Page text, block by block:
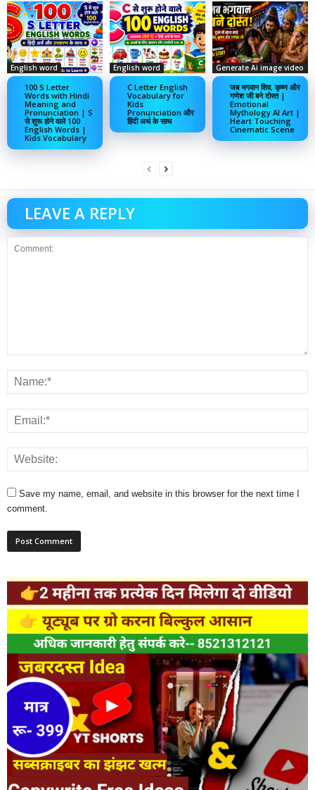
English word
100 S Letter
Words with Hindi
Meaning and
Pronunciation | S
से शुरू होने वाले 100
English Words |
Kids Vocabulary
English word
C Letter English
Vocabulary for
Kids
Pronunciation और
हिंदी अर्थ के साथ
Generate Ai image video
जब भगवान शिव, कृष्ण और
गणेश जी बने दोस्त |
Emotional
Mythology AI Art |
Heart Touching
Cinematic Scene
LEAVE A REPLY
Save my name, email, and website in this browser for the next time I
comment.